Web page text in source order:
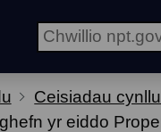
Ceisiadau
yr eiddo